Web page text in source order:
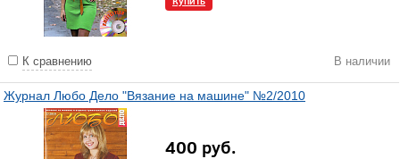
К сравнению В наличии
Журнал Любо Дело "Вязание на машине" №2/2010
400 руб.